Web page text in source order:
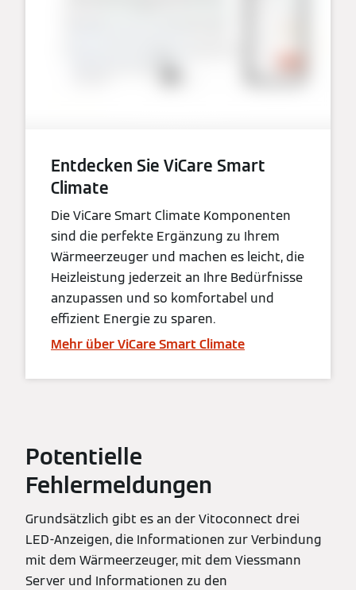
Entdecken Sie ViCare Smart
Climate
Die ViCare Smart Climate Komponenten
sind die perfekte Ergänzung zu Ihrem
Wärmeerzeuger und machen es leicht, die
Heizleistung jederzeit an Ihre Bedürfnisse
anzupassen und so komfortabel und
effizient Energie zu sparen.
Mehr über ViCare Smart Climate
Potentielle
Fehlermeldungen
Grundsätzlich gibt es an der Vitoconnect drei
LED-Anzeigen, die Informationen zur Verbindung
mit dem Wärmeerzeuger, mit dem Viessmann
Server und Informationen zu den